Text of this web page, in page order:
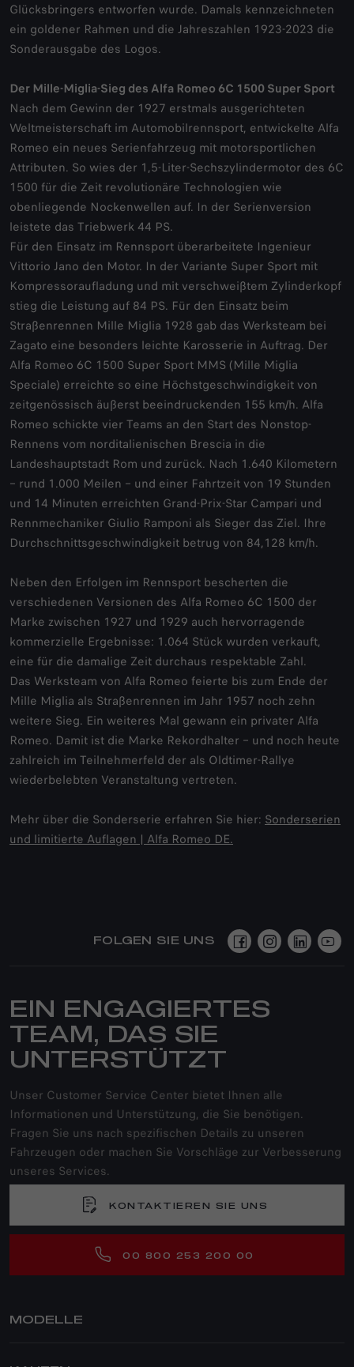
Glücksbringers entworfen wurde. Damals kennzeichneten
ein goldener Rahmen und die Jahreszahlen 1923-2023 die
Sonderausgabe des Logos.
Der Mille-Miglia-Sieg des Alfa Romeo 6C 1500 Super Sport
Nach dem Gewinn der 1927 erstmals ausgerichteten
Weltmeisterschaft im Automobilrennsport, entwickelte Alfa
Romeo ein neues Serienfahrzeug mit motorsportlichen
Attributen. So wies der 1,5-Liter-Sechszylindermotor des 6C
1500 für die Zeit revolutionäre Technologien wie
obenliegende Nockenwellen auf. In der Serienversion
leistete das Triebwerk 44 PS.
Für den Einsatz im Rennsport überarbeitete Ingenieur
Vittorio Jano den Motor. In der Variante Super Sport mit
Kompressoraufladung und mit verschweißtem Zylinderkopf
stieg die Leistung auf 84 PS. Für den Einsatz beim
Straßenrennen Mille Miglia 1928 gab das Werksteam bei
Zagato eine besonders leichte Karosserie in Auftrag. Der
Alfa Romeo 6C 1500 Super Sport MMS (Mille Miglia
Speciale) erreichte so eine Höchstgeschwindigkeit von
zeitgenössisch äußerst beeindruckenden 155 km/h. Alfa
Romeo schickte vier Teams an den Start des Nonstop-
Rennens vom norditalienischen Brescia in die
Landeshauptstadt Rom und zurück. Nach 1.640 Kilometern
– rund 1.000 Meilen – und einer Fahrtzeit von 19 Stunden
und 14 Minuten erreichten Grand-Prix-Star Campari und
Rennmechaniker Giulio Ramponi als Sieger das Ziel. Ihre
Durchschnittsgeschwindigkeit betrug von 84,128 km/h.
Neben den Erfolgen im Rennsport bescherten die
verschiedenen Versionen des Alfa Romeo 6C 1500 der
Marke zwischen 1927 und 1929 auch hervorragende
kommerzielle Ergebnisse: 1.064 Stück wurden verkauft,
eine für die damalige Zeit durchaus respektable Zahl.
Das Werksteam von Alfa Romeo feierte bis zum Ende der
Mille Miglia als Straßenrennen im Jahr 1957 noch zehn
weitere Sieg. Ein weiteres Mal gewann ein privater Alfa
Romeo. Damit ist die Marke Rekordhalter – und noch heute
zahlreich im Teilnehmerfeld der als Oldtimer-Rallye
wiederbelebten Veranstaltung vertreten.
Mehr über die Sonderserie erfahren Sie hier: Sonderserien
und limitierte Auflagen | Alfa Romeo DE.
FOLGEN SIE UNS
EIN ENGAGIERTES
TEAM, DAS SIE
UNTERSTÜTZT
Unser Customer Service Center bietet Ihnen alle
Informationen und Unterstützung, die Sie benötigen.
Fragen Sie uns nach spezifischen Details zu unseren
Fahrzeugen oder machen Sie Vorschläge zur Verbesserung
unseres Services.
KONTAKTIEREN SIE UNS
00 800 253 200 00
MODELLE